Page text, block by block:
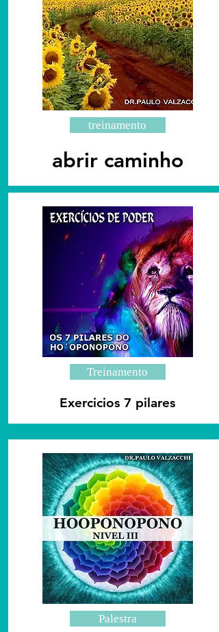
treinamento
abrir caminho
Treinamento
Exercicios 7 pilares
Palestra